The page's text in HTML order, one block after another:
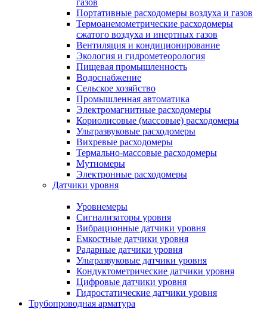
газов
Портативные расходомеры воздуха и газов
Термоанемометрические расходомеры
сжатого воздуха и инертных газов
Вентиляция и кондиционирование
Экология и гидрометеорология
Пищевая промышленность
Водоснабжение
Сельское хозяйство
Промышленная автоматика
Электромагнитные расходомеры
Кориолисовые (массовые) расходомеры
Ультразвуковые расходомеры
Вихревые расходомеры
Термально-массовые расходомеры
Мутномеры
Электронные расходомеры
Датчики уровня
Уровнемеры
Сигнализаторы уровня
Вибрационные датчики уровня
Емкостные датчики уровня
Радарные датчики уровня
Ультразвуковые датчики уровня
Кондуктометрические датчики уровня
Цифровые датчики уровня
Гидростатические датчики уровня
Трубопроводная арматура